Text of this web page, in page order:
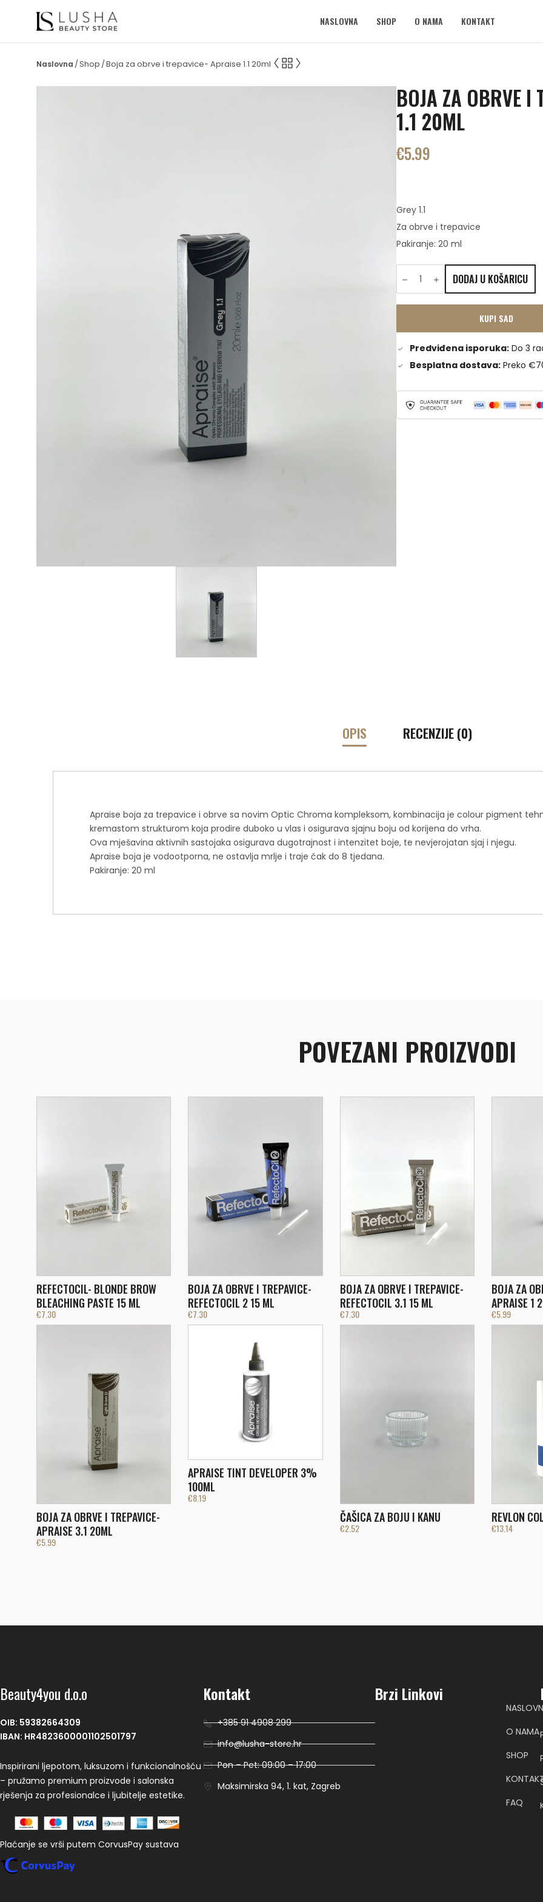
NASLOVNA SHOP O NAMA KONTAKT
/Shop /Boja za obrve i trepavice- Apraise 1.1 20ml
BOJA ZA OBRVE I
1.1 20ML
€5.99
Grey 1.1
Za obrve i trepavice
Pakiranje: 20 ml
DODAJ U KOŠARICU
KUPI SAD
Predviđena isporuka: Do 3
Besplatna dostava: Preko
OPIS RECENZIJE (0)
Apraise boja za trepavice i obrve sa novim Optic Chroma kompleksom, kombinacija je colour pigment
kremastom strukturom koja prodire duboko u vlas i osigurava sjajnu boju od korijena do vrha.
Ova mješavina aktivnih sastojaka osigurava dugotrajnost i intenzitet boje, te nevjerojatan sjaj i njegu.
Apraise boja je vodootporna, ne ostavlja mrlje i traje čak do 8 tjedana.
Pakiranje: 20 ml
POVEZANI PROIZVODI
REFECTOCIL- BLONDE BROW
BLEACHING PASTE 15 ML
€7.30
BOJA ZA OBRVE I TREPAVICE-
REFECTOCIL 2 15 ML
€7.30
BOJA ZA OBRVE I TREPAVICE-
REFECTOCIL 3.1 15 ML
€7.30
BOJA ZA
APRAISE 1
€5.99
BOJA ZA OBRVE I TREPAVICE-
APRAISE 3.1 20ML
€5.99
APRAISE TINT DEVELOPER 3%
100ML
€8.19
ČAŠICA ZA BOJU I KANU
€2.52
REVLON
€13.14
Beauty4you d.o.o
OIB: 59382664309
IBAN: HR4823600001102501797
Inspirirani ljepotom, luksuzom i funkcionalnošću
– pružamo premium proizvode i salonska
rješenja za profesionalce i ljubitelje estetike.
Plaćanje se vrši putem CorvusPay sustava
Kontakt
+385 91 4908 299
info@lusha-store.hr
Pon – Pet: 09:00 – 17:00
Maksimirska 94, 1. kat, Zagreb
Brzi Linkovi
O NAMA
SHOP
FAQ